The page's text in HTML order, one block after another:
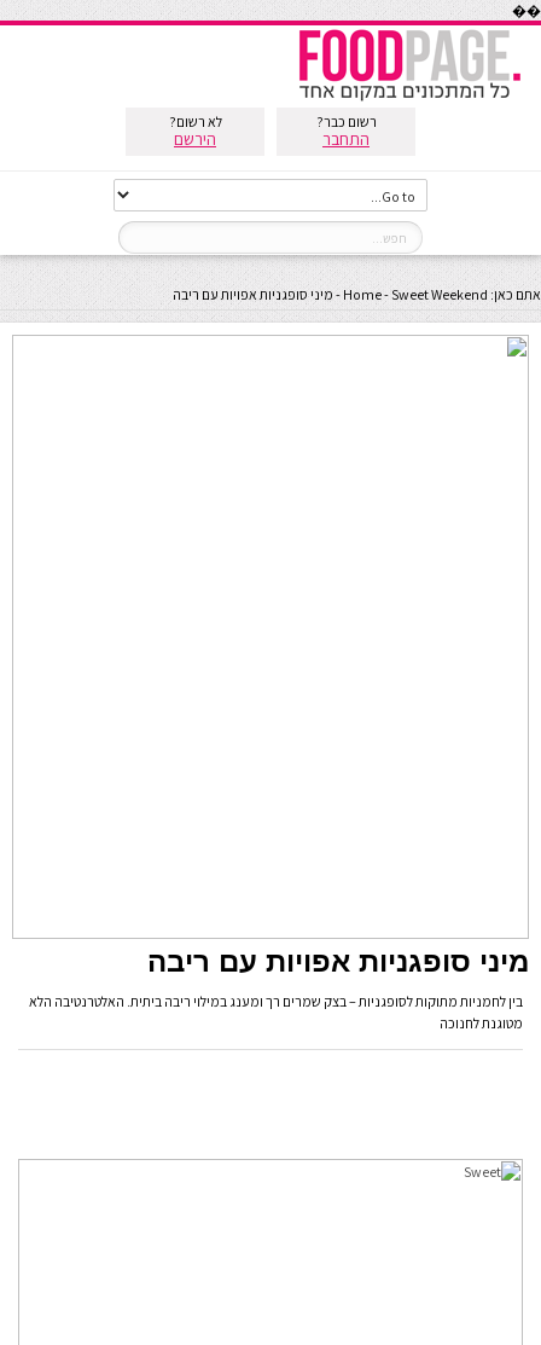
��
רשום כבר?
התחבר
לא רשום?
הירשם
אתם כאן: Home-Sweet Weekend
- מיני סופגניות אפויות עם ריבה
מיני סופגניות אפויות עם ריבה
בין לחמניות מתוקות לסופגניות – בצק שמרים רך ומענג במילוי ריבה ביתית. האלטרנטיבה הלא
מטוגנת לחנוכה